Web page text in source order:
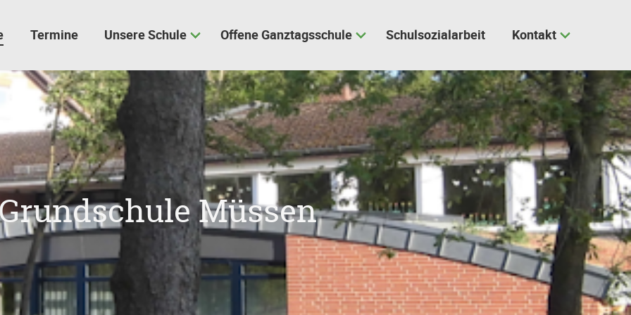
Termine Unsere Schule Offene Ganztagsschule Schulsozialarbeit Kontakt
Müssen